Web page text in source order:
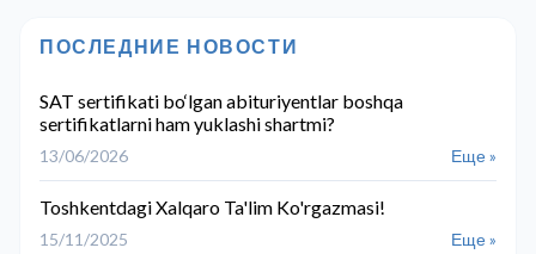
ПОСЛЕДНИЕ НОВОСТИ
SAT sertifikati bo‘lgan abituriyentlar boshqa
sertifikatlarni ham yuklashi shartmi?
13/06/2026 Еще »
Toshkentdagi Xalqaro Ta'lim Ko'rgazmasi!
15/11/2025 Еще »